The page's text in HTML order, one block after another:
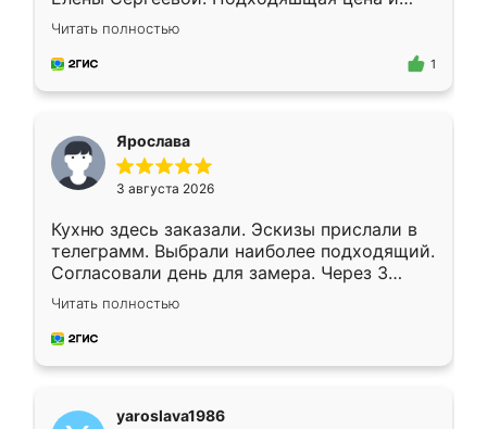
короткие сроки изготовления. Приехавший
для замера сотрудник Владислав
предложил по моему эскизу самый
Читать полностью
1
Ярослава
3 августа 2026
Кухню здесь заказали. Эскизы прислали в
телеграмм. Выбрали наиболее подходящий.
Согласовали день для замера. Через 3
недели кухня была уже готова. Остались
довольны работой. Спасибо Ренессанс
мебель за качественную работу!
Читать полностью
yaroslava1986